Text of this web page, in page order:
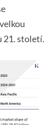
21. století.